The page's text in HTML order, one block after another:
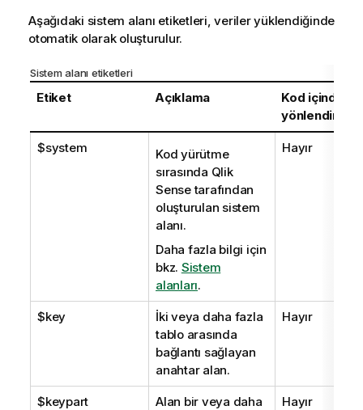
Aşağıdaki sistem alanı etiketleri, veriler yüklendiğinde
otomatik olarak oluşturulur.
Sistem alanı etiketleri
Etiket Açıklama
Kod içinde
$system
Kod yürütme
sırasında Qlik
Sensetarafından
oluşturulan sistem
alanı.
Daha fazla bilgi için
bkz. Sistem
alanları.
Hayır
$key
İki veya daha fazla
tablo arasında
bağlantı sağlayan
anahtar alan.
Hayır
$keypart
Alan bir veya daha
Hayır